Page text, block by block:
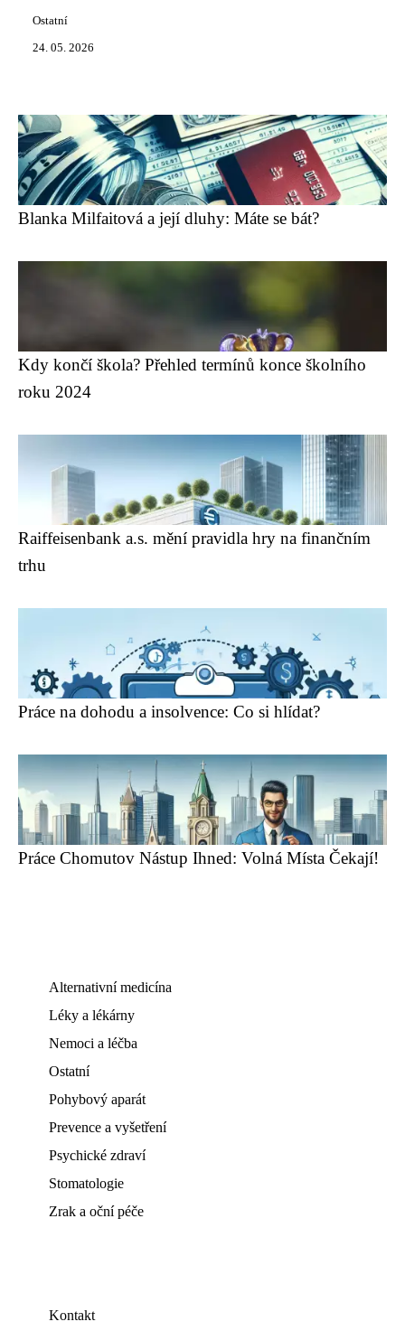
Ostatní
24. 05. 2026
Blanka Milfaitová a její dluhy: Máte se bát?
Kdy končí škola? Přehled termínů konce školního
roku 2024
Raiffeisenbank a.s. mění pravidla hry na finančním
trhu
Práce na dohodu a insolvence: Co si hlídat?
Práce Chomutov Nástup Ihned: Volná Místa Čekají!
Alternativní medicína
Léky a lékárny
Nemoci a léčba
Ostatní
Pohybový aparát
Prevence a vyšetření
Psychické zdraví
Stomatologie
Zrak a oční péče
Kontakt